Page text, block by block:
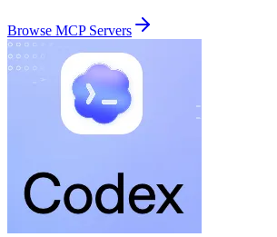
Browse MCP Servers